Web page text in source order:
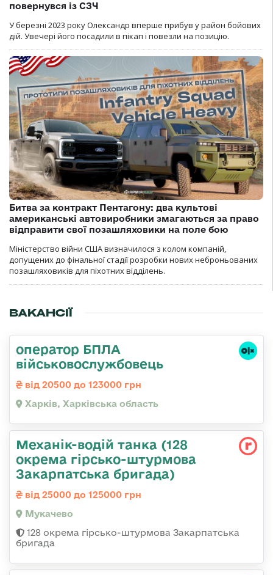
повернувся із СЗЧ
У березні 2023 року Олександр вперше прибув у район бойових
дій. Увечері його посадили в пікап і повезли на позицію.
Битва за контракт Пентагону: два культові
американські автовиробники змагаються за право
відправити свої позашляховики на поле бою
Міністерство війни США визначилося з колом компаній,
допущених до фінальної стадії розробки нових неброньованих
позашляховиків для піхотних відділень.
ВАКАНСІЇ
оператор БПЛА
військовослужбовець
від 20500 до 123000 грн
Харків, Харківська область
Механік-водій танка (128
окрема гірсько-штурмова
Закарпатська бригада)
від 25000 до 125000 грн
Мукачево
128 окрема гірсько-штурмова Закарпатська
бригада